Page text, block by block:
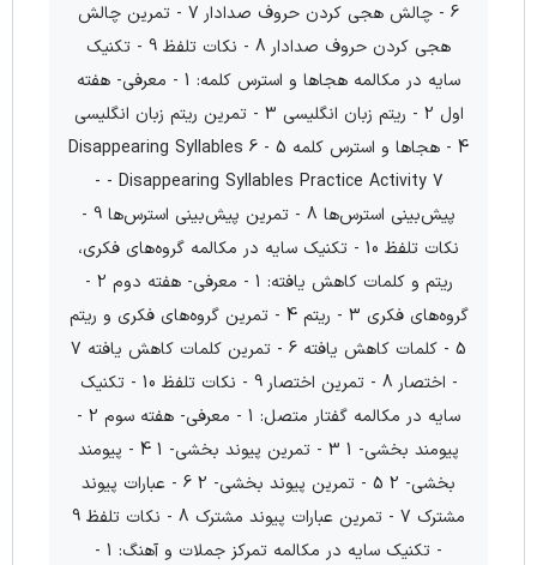
6 - چالش هجی کردن حروف صدا‌دار 7 - تمرین چالش
هجی کردن حروف صدا‌دار 8 - نکات تلفظ 9 - تکنیک
سایه در مکالمه هجاها و استرس کلمه: 1 - معرفی- هفته
اول 2 - ریتم زبان انگلیسی 3 - تمرین ریتم زبان انگلیسی
4 - هجاها و استرس کلمه 5 - Disappearing Syllables 6
- Disappearing Syllables Practice Activity 7 -
پیش‌بینی استرس‌ها 8 - تمرین پیش‌بینی استرس‌ها 9 -
نکات تلفظ 10 - تکنیک سایه در مکالمه گروه‌های فکری،
ریتم و کلمات کاهش یافته: 1 - معرفی- هفته دوم 2 -
گروه‌های فکری 3 - ریتم 4 - تمرین گروه‌های فکری و ریتم
5 - کلمات کاهش یافته 6 - تمرین کلمات کاهش یافته 7
- اختصار 8 - تمرین اختصار 9 - نکات تلفظ 10 - تکنیک
سایه در مکالمه گفتار متصل: 1 - معرفی- هفته سوم 2 -
پیومند بخشی- 1 3 - تمرین پیوند بخشی- 1 4 - پیومند
بخشی- 2 5 - تمرین پیوند بخشی- 2 6 - عبارات پیوند
مشترک 7 - تمرین عبارات پیوند مشترک 8 - نکات تلفظ 9
- تکنیک سایه در مکالمه تمرکز جملات و آهنگ: 1 -